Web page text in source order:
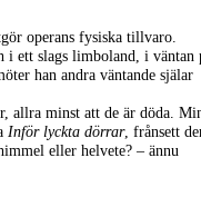
operans fysiska tillvaro.
i ett slags limboland, i väntan
han andra väntande själar
allra minst att de är döda.
Inför lyckta dörrar, frånsett
eller helvete? – ännu